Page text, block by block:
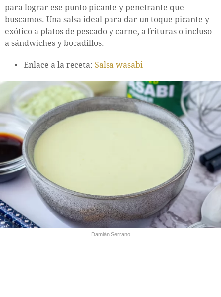
para lograr ese punto picante y penetrante que
buscamos. Una salsa ideal para dar un toque picante y
exótico a platos de pescado y carne, a frituras o incluso
a sándwiches y bocadillos.
Enlace a la receta: Salsa wasabi
Damián Serrano